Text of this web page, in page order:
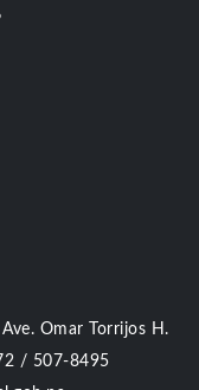
Omar Torrijos H.
/ 507-8495